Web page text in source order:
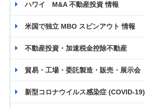
ハワイ M&A 不動産投資 情報
米国で独立 MBO スピンアウト 情報
不動産投資・加速税金控除不動産
貿易・工場・委託製造・販売・展示会
新型コロナウイルス感染症 (COVID-19)